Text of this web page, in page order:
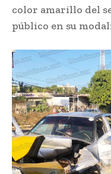
color amarillo del
público en su